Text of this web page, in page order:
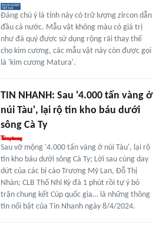
Đáng chú ý là tỉnh này có trữ lượng zircon dẫn
đầu cả nước. Mẫu vật không màu có giá trị
như đá quý được sử dụng rộng rãi thay thế
cho kim cương, các mẫu vật này còn được gọi
là 'kim cương Matura'.
TIN NHANH: Sau '4.000 tấn vàng ở
núi Tàu', lại rộ tin kho báu dưới
sông Cà Ty
Sau vỡ mộng '4.000 tấn vàng ở núi Tàu', lại rộ
tin kho báu dưới sông Cà Ty; Lời sau cùng day
dứt của các bị cáo Trương Mỹ Lan, Đỗ Thị
Nhàn; CLB Thổ Nhĩ Kỳ đá 1 phút rồi tự ý bỏ
trận chung kết Cúp quốc gia… là những thông
tin nổi bật của Tin Nhanh ngày 8/4/2024.